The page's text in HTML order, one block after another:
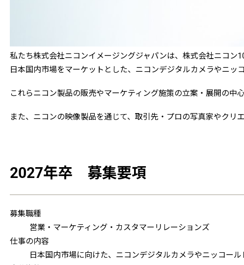
私たち株式会社ニコンイメージングジャパンは、株式会社ニコン
日本国内市場をマーケットとした、ニコンデジタルカメラやニッ
これらニコン製品の販売やマーケティング施策の立案・展開の中
また、ニコンの映像製品を通じて、取引先・プロの写真家やクリ
2027年卒 募集要項
募集職種
営業・マーケティング・カスタマーリレーションズ
仕事の内容
日本国内市場に向けた、ニコンデジタルカメラやニッコー